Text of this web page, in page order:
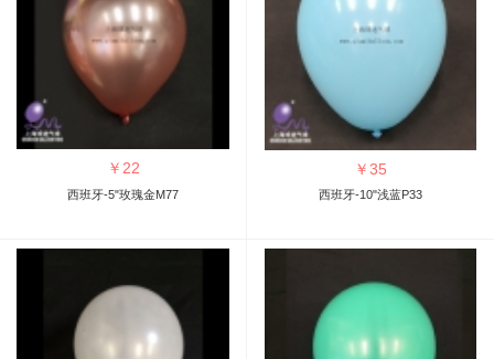
￥22
西班牙-5"玫瑰金M77
￥35
西班牙-10"浅蓝P33